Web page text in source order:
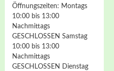
Öffnungszeiten: Montags
10:00 bis 13:00
Nachmittags
GESCHLOSSEN Samstag
10:00 bis 13:00
Nachmittags
GESCHLOSSEN Dienstag